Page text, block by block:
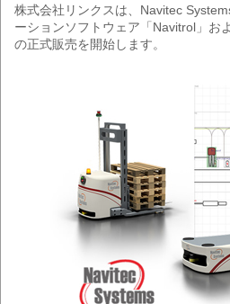
株式会社リンクスは、Navitec
ーションソフトウェア「Navitrol」お
の正式販売を開始します。